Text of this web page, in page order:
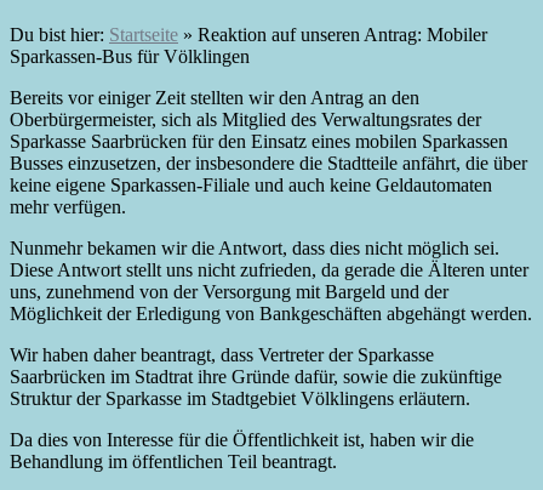
Du bist hier: Startseite » Reaktion auf unseren Antrag: Mobiler
Sparkassen-Bus für Völklingen
Bereits vor einiger Zeit stellten wir den Antrag an den
Oberbürgermeister, sich als Mitglied des Verwaltungsrates der
Sparkasse Saarbrücken für den Einsatz eines mobilen Sparkassen
Busses einzusetzen, der insbesondere die Stadtteile anfährt, die über
keine eigene Sparkassen-Filiale und auch keine Geldautomaten
mehr verfügen.
Nunmehr bekamen wir die Antwort, dass dies nicht möglich sei.
Diese Antwort stellt uns nicht zufrieden, da gerade die Älteren unter
uns, zunehmend von der Versorgung mit Bargeld und der
Möglichkeit der Erledigung von Bankgeschäften abgehängt werden.
Wir haben daher beantragt, dass Vertreter der Sparkasse
Saarbrücken im Stadtrat ihre Gründe dafür, sowie die zukünftige
Struktur der Sparkasse im Stadtgebiet Völklingens erläutern.
Da dies von Interesse für die Öffentlichkeit ist, haben wir die
Behandlung im öffentlichen Teil beantragt.